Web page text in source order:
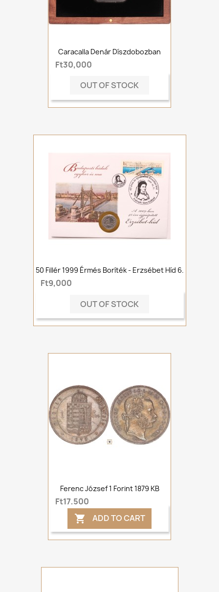
Caracalla Denár Díszdobozban
Ft30,000
OUT OF STOCK
50 Fillér 1999 Érmés Boríték - Erzsébet Híd 6.
Ft9,000
OUT OF STOCK
Ferenc József 1 Forint 1879 KB
Ft17,500
 ADD TO CART